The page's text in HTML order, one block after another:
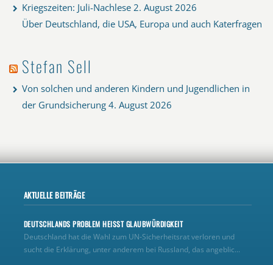
Kriegszeiten: Juli-Nachlese 2. August 2026
Über Deutschland, die USA, Europa und auch Katerfragen
Stefan Sell
Von solchen und anderen Kindern und Jugendlichen in
der Grundsicherung 4. August 2026
AKTUELLE BEITRÄGE
DEUTSCHLANDS PROBLEM HEISST GLAUBWÜRDIGKEIT
Deutschland hat die Wahl zum UN‑Sicherheitsrat verloren und
sucht die Erklärung, unter anderem bei Russland, das angeblic...